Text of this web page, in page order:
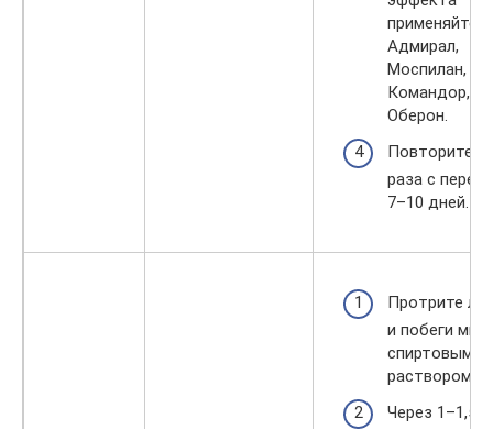
применяйте
Адмирал,
Моспилан,
Командор,
Оберон.
Повторите
раза с
7–10 дней.
Протрите
и побеги
спиртовым
раствором.
Через 1–1,5